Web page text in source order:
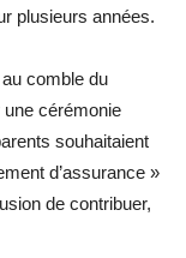
plusieurs années.
comble du
cérémonie
souhaitaient
d’assurance »
de contribuer,